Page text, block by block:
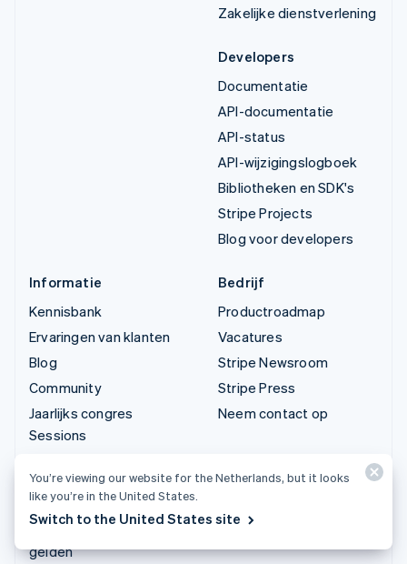
Zakelijke dienstverlening
Developers
Documentatie
API-documentatie
API-status
API-wijzigingslogboek
Bibliotheken en SDK's
Stripe Projects
Blog voor developers
Informatie
Kennisbank
Ervaringen van klanten
Blog
Community
Jaarlijks congres
Sessions
Ondernemingen die
verboden zijn en
waarvoor beperkingen
gelden
Bedrijf
Productroadmap
Vacatures
Stripe Newsroom
Stripe Press
Neem contact op
You’re viewing our website for the Netherlands, but it looks
like you’re in the United States.
Switch to the United States site